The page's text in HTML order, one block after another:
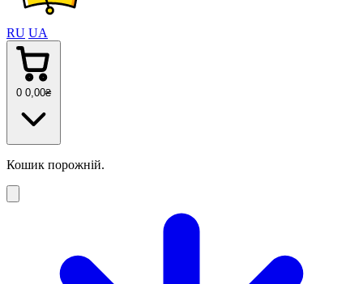
RU UA
0 0 ,00₴
Кошик порожній.